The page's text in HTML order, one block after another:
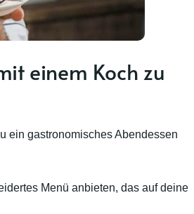
einem Koch zu
ein gastronomisches Abendessen
Menü anbieten, das auf deine